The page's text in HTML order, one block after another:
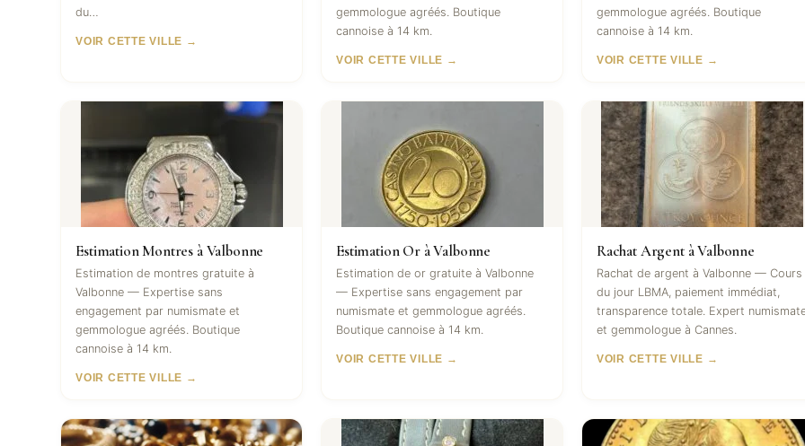
du…
VOIR CETTE VILLE →
gemmologue agréés. Boutique
cannoise à 14 km.
VOIR CETTE VILLE →
gemmologue agréés. Boutique
cannoise à 14 km.
VOIR CETTE VILLE →
Estimation Montres à Valbonne
Estimation de montres gratuite à
Valbonne — Expertise sans
engagement par numismate et
gemmologue agréés. Boutique
cannoise à 14 km.
VOIR CETTE VILLE →
Estimation Or à Valbonne
Estimation de or gratuite à Valbonne
— Expertise sans engagement par
numismate et gemmologue agréés.
Boutique cannoise à 14 km.
VOIR CETTE VILLE →
Rachat Argent à Valbonne
Rachat de argent à Valbonne — Cours
du jour LBMA, paiement immédiat,
transparence totale. Expert
et gemmologue à Cannes.
VOIR CETTE VILLE →